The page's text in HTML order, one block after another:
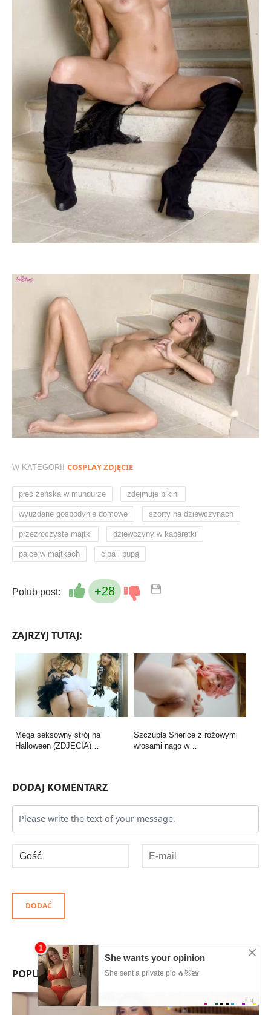
W KATEGORII COSPLAY ZDJĘCIE
płeć żeńska w mundurze zdejmuje bikini
wyuzdane gospodynie domowe szorty na dziewczynach
przezroczyste majtki dziewczyny w kabaretki
palce w majtkach cipa i pupą
Polub post: +28
ZAJRZYJ TUTAJ:
Mega seksowny strój na
Halloween (ZDJĘCIA)…
Szczupła Sherice z różowymi
włosami nago w…
DODAJ KOMENTARZ
DODAĆ
POPULARNE